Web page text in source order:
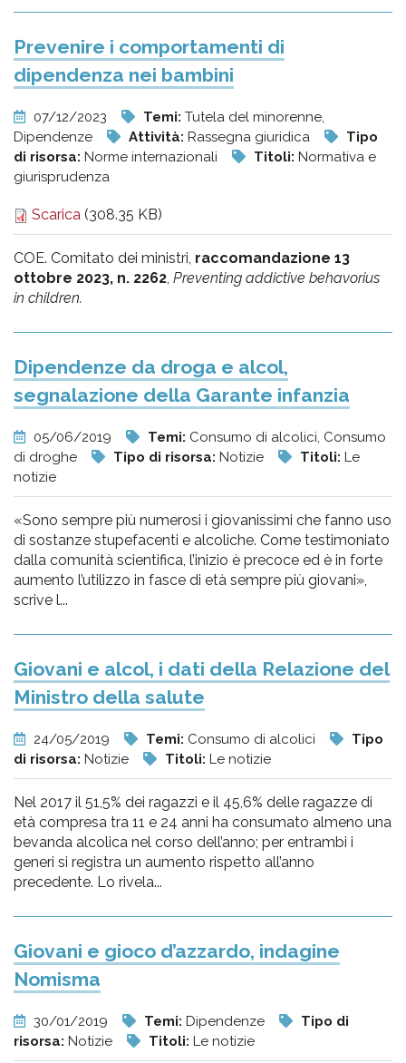
Prevenire i comportamenti di
dipendenza nei bambini
07/12/2023 Temi: Tutela del minorenne,
Dipendenze
Attività: Rassegna giuridica
Tipo
di risorsa: Norme internazionali Titoli: Normativa e
giurisprudenza
Scarica (308.35 KB)
COE. Comitato dei ministri, raccomandazione 13
ottobre 2023, n. 2262, Preventing addictive behavorius
in children.
Dipendenze da droga e alcol,
segnalazione della Garante infanzia
05/06/2019 Temi: Consumo di alcolici, Consumo
di droghe
Tipo di risorsa: Notizie Titoli: Le
notizie
«Sono sempre più numerosi i giovanissimi che fanno uso
di sostanze stupefacenti e alcoliche. Come testimoniato
dalla comunità scientifica, l’inizio è precoce ed è in forte
aumento l’utilizzo in fasce di età sempre più giovani»,
scrive l...
Giovani e alcol, i dati della Relazione del
Ministro della salute
24/05/2019 Temi: Consumo di alcolici
Tipo
di risorsa: Notizie Titoli: Le notizie
Nel 2017 il 51,5% dei ragazzi e il 45,6% delle ragazze di
età compresa tra 11 e 24 anni ha consumato almeno una
bevanda alcolica nel corso dell’anno; per entrambi i
generi si registra un aumento rispetto all’anno
precedente. Lo rivela...
Giovani e gioco d’azzardo, indagine
Nomisma
30/01/2019 Temi: Dipendenze
Tipo di
risorsa: Notizie Titoli: Le notizie